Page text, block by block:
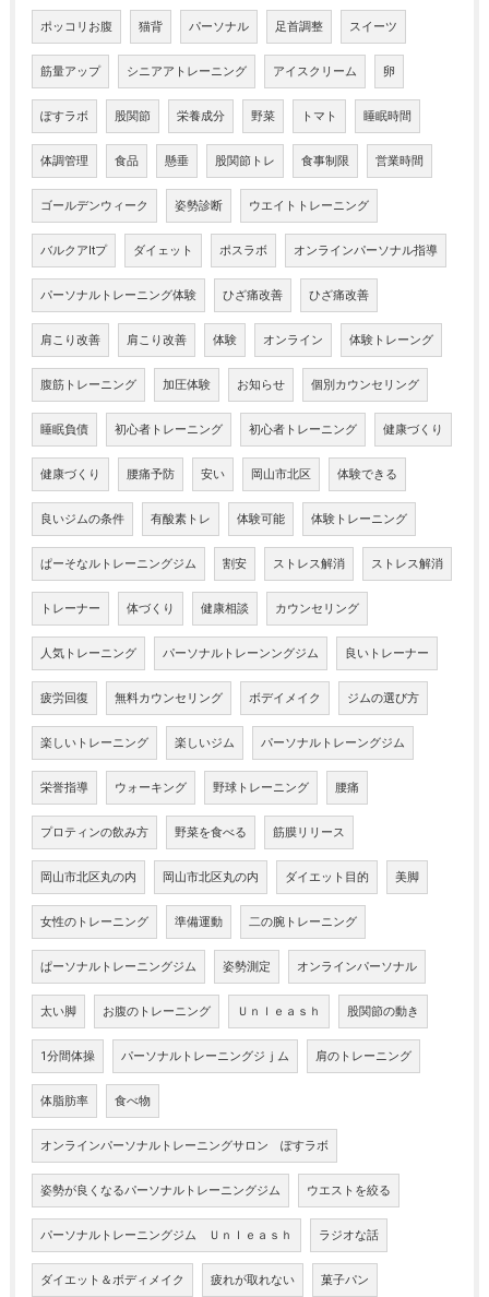
ポッコリお腹 猫背 パーソナル 足首調整 スイーツ
筋量アップ シニアアトレーニング アイスクリーム 卵
ぽすラボ 股関節 栄養成分 野菜 トマト 睡眠時間
体調管理 食品 懸垂 股関節トレ 食事制限 営業時間
ゴールデンウィーク 姿勢診断 ウエイトトレーニング
バルクアltプ ダイェット ポスラボ オンラインパーソナル指導
パーソナルトレーニング体験 ひざ痛改善 ひざ痛改善
肩こり改善 肩こり改善 体験 オンライン 体験トレーング
腹筋トレーニング 加圧体験 お知らせ 個別カウンセリング
睡眠負債 初心者トレーニング 初心者トレーニング 健康づくり
健康づくり 腰痛予防 安い 岡山市北区 体験できる
良いジムの条件 有酸素トレ 体験可能 体験トレーニング
ぱーそなルトレーニングジム 割安 ストレス解消 ストレス解消
トレーナー 体づくり 健康相談 カウンセリング
人気トレーニング パーソナルトレーンングジム 良いトレーナー
疲労回復 無料カウンセリング ボデイメイク ジムの選び方
楽しいトレーニング 楽しいジム パーソナルトレーングジム
栄誉指導 ウォーキング 野球トレーニング 腰痛
プロティンの飲み方 野菜を食べる 筋膜リリース
岡山市北区丸の内 岡山市北区丸の内 ダイエット目的 美脚
女性のトレーニング 準備運動 二の腕トレーニング
ぱーソナルトレーニングジム 姿勢測定 オンラインパーソナル
太い脚 お腹のトレーニング Ｕｎｌｅａｓｈ 股関節の動き
1分間体操 パーソナルトレーニングジｊム 肩のトレーニング
体脂肪率 食べ物
オンラインパーソナルトレーニングサロン ぽすラボ
姿勢が良くなるパーソナルトレーニングジム ウエストを絞る
パーソナルトレーニングジム Ｕｎｌｅａｓｈ ラジオな話
ダイエット＆ボディメイク 疲れが取れない 菓子パン